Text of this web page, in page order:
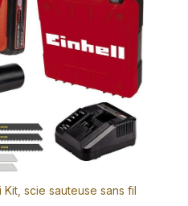
Kit, scie sauteuse sans fil